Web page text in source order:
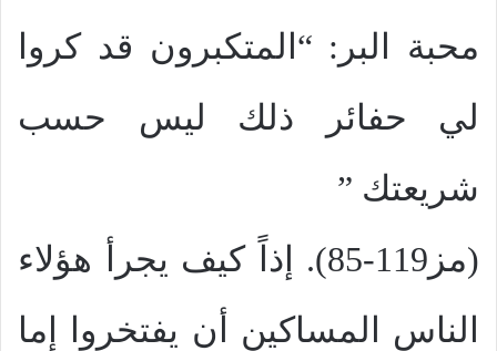
محبة البر: “المتكبرون قد كروا
لي حفائر ذلك ليس حسب
شريعتك ”
(مز119-85). إذاً كيف يجرأ هؤلاء
الناس المساكين أن يفتخروا إما